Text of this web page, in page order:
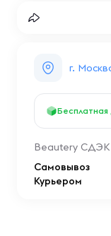
г.
Бесплатная
Beautery СДЭК
Самовывоз
Курьером